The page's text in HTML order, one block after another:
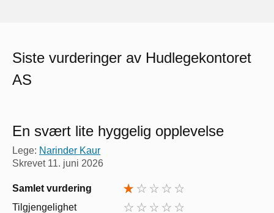
Siste vurderinger av Hudlegekontoret
AS
En svært lite hyggelig opplevelse
Lege: Narinder Kaur
Skrevet 11. juni 2026
Samlet vurdering
Tilgjengelighet